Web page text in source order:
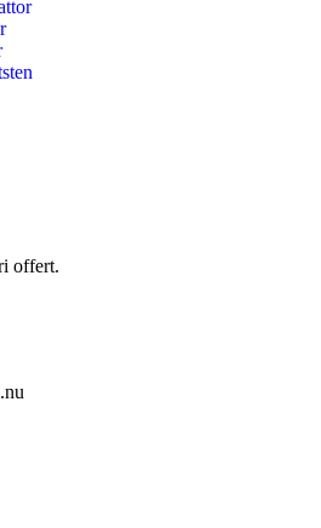
offert.